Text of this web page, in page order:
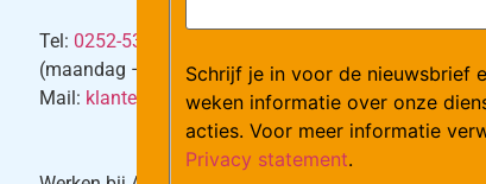
Tel: 0252-533256
(maandag – donderdag 08:30-17:15 uur / vrijdag
Mail: klantenservice@arvem.nl
Schrijf je in voor de nieuwsbrief
weken informatie over onze
acties. Voor meer informatie
Privacy statement.